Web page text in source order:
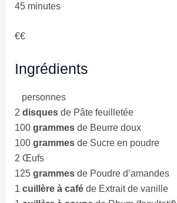
45 minutes
€€
Ingrédients
personnes
2 disquesde Pâte feuilletée
100 grammesde Beurre doux
100 grammesde Sucre en poudre
2 Œufs
125 grammesde Poudre d’amandes
1 cuillère à caféde Extrait de vanille